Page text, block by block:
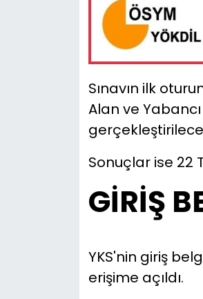
Sınavın ilk
Alan ve
Sonuçlar ise 22
GİRİŞ
YKS'nin giriş
erişime açıldı.
YEREL YÖNETİMLER